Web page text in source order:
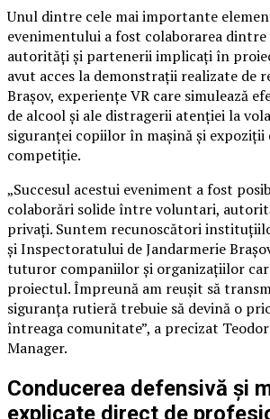
Unul dintre cele mai importante
evenimentului a fost colaborarea
autorități și partenerii implicați în
avut acces la demonstrații realizate de
Brașov, experiențe VR care simulează
de alcool și ale distragerii atenției la
siguranței copiilor în mașină și expoziții
competiție.
„Succesul acestui eveniment a fost
colaborări solide între voluntari,
privați. Suntem recunoscători
și Inspectoratului de Jandarmerie
tuturor companiilor și organizațiilor
proiectul. Împreună am reușit să
siguranța rutieră trebuie să devină o
întreaga comunitate”, a precizat
Manager.
Conducerea defensivă și
explicate direct de